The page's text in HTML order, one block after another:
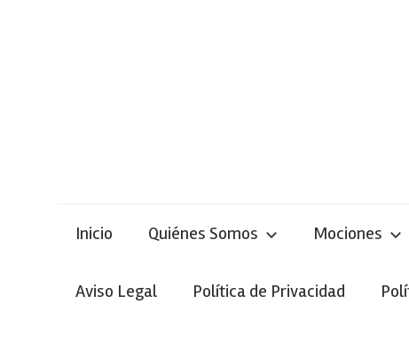
Inicio Quiénes Somos Mociones
Aviso Legal Política de Privacidad